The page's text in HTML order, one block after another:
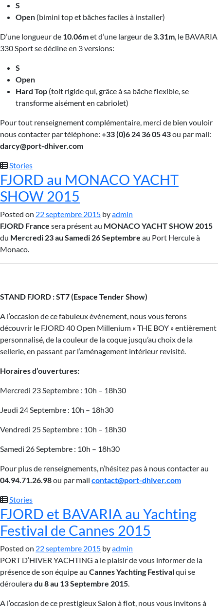
S
Open (bimini top et bâches faciles à installer)
D’une longueur de 10.06met d’une largeur de 3.31m, le BAVARIA
330 Sport se décline en 3 versions:
S
Open
Hard Top (toit rigide qui, grâce à sa bâche flexible, se
transforme aisément en cabriolet)
Pour tout renseignement complémentaire, merci de bien vouloir
nous contacter par téléphone: +33 (0)6 24 36 05 43ou par mail:
darcy@port-dhiver.com
Stories
FJORD au MONACO YACHT
SHOW 2015
Posted on 22 septembre 2015 byadmin
FJORD France sera présent au MONACO YACHT SHOW 2015
du Mercredi 23 au Samedi 26 Septembre au Port Hercule à
Monaco.
STAND FJORD : ST7 (Espace Tender Show)
A l’occasion de ce fabuleux évènement, nous vous ferons
découvrir le FJORD 40 Open Millenium « THE BOY » entièrement
personnalisé, de la couleur de la coque jusqu’au choix de la
sellerie, en passant par l’aménagement intérieur revisité.
Horaires d’ouvertures:
Mercredi 23 Septembre : 10h – 18h30
Jeudi 24 Septembre : 10h – 18h30
Vendredi 25 Septembre : 10h – 18h30
Samedi 26 Septembre : 10h – 18h30
Pour plus de renseignements, n’hésitez pas à nous contacter au
04.94.71.26.98ou par mail contact@port-dhiver.com
Stories
FJORD et BAVARIA au Yachting
Festival de Cannes 2015
Posted on 22 septembre 2015 byadmin
PORT D’HIVER YACHTING a le plaisir de vous informer de la
présence de son équipe au Cannes Yachting Festivalqui se
dérouleradu 8 au 13 Septembre 2015.
A l’occasion de ce prestigieux Salon à flot, nous vous invitons à